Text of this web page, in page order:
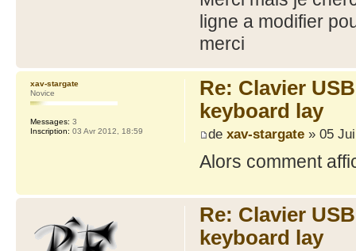
ligne a modifier
merci
Re: Clavier
keyboard lay
de xav-stargate» 05
Alors comment
xav-stargate
Novice
Messages: 3
Inscription: 03 Avr 2012, 18:59
Re: Clavier
keyboard lay